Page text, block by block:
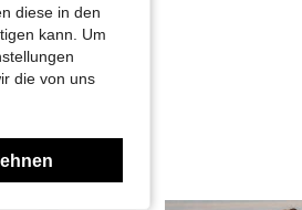
diese in den
kann. Um
die von uns